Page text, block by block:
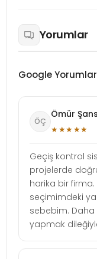
Yorumlar
Google
ÖÇ
Ömür
★★★★★
Geçiş kontrol
projelerde
harika bir firma.
seçimimdeki
sebebim. Daha
yapmak